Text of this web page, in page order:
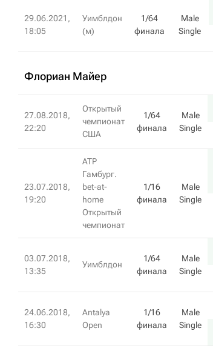
29.06.2021,
18:05
Уимблдон
(м)
1/64
финала
Male
Single
Флориан Майер
27.08.2018,
22:20
Открытый
чемпионат
США
1/64
финала
Male
Single
23.07.2018,
19:20
ATP
Гамбург.
bet-at-
home
Открытый
чемпионат
1/16
финала
Male
Single
03.07.2018,
13:35
Уимблдон
1/64
финала
Male
Single
24.06.2018,
16:30
Antalya
Open
1/16
финала
Male
Single